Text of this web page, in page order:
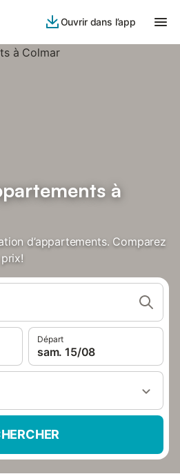
Ouvrir dans l’app
à
d’appartements. Comparez
Départ
sam. 15/08